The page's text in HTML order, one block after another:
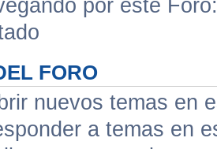
por este
FORO
nuevos temas en
a temas en